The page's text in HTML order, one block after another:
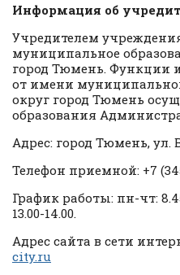
Информация об
Учредителем
муниципальное
город Тюмень. Функции
от имени
округ город Тюмень
образования
Адрес: город Тюмень, ул.
Телефон приемной: +7
График работы: пн-чт:
13.00-14.00.
Адрес сайта в сети
city.ru